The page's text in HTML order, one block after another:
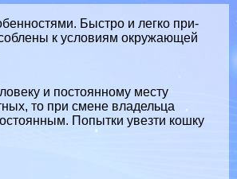
Быстро и легко при­
к условиям окружаю­щей
и постоянному месту
то при смене владельца
По­пытки увезти кошку